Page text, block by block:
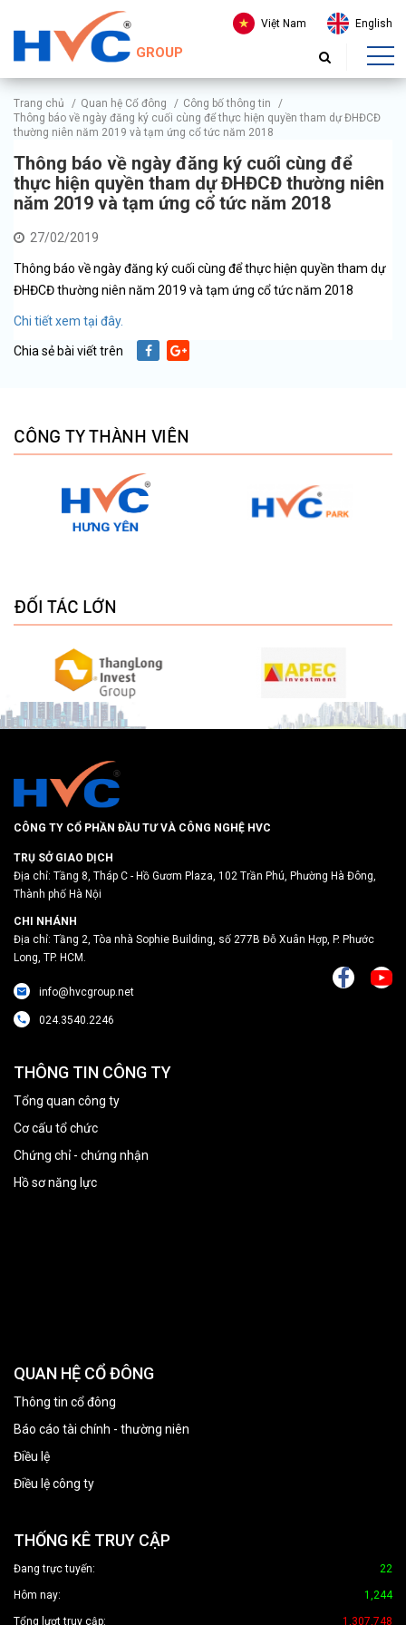
GROUP
Việt Nam English
Trang chủ / Quan hệ Cổ đông / Công bố thông tin
/
Thông báo về ngày đăng ký cuối cùng để thực hiện quyền tham dự ĐHĐCĐ
thường niên năm 2019 và tạm ứng cổ tức năm 2018
Thông báo về ngày đăng ký cuối cùng để
thực hiện quyền tham dự ĐHĐCĐ thường niên
năm 2019 và tạm ứng cổ tức năm 2018
27/02/2019
Thông báo về ngày đăng ký cuối cùng để thực hiện quyền tham dự
ĐHĐCĐ thường niên năm 2019 và tạm ứng cổ tức năm 2018
Chi tiết xem tại đây.
Chia sẻ bài viết trên
CÔNG TY THÀNH VIÊN
ĐỐI TÁC LỚN
CÔNG TY CỔ PHẦN ĐẦU TƯ VÀ CÔNG NGHỆ HVC
TRỤ SỞ GIAO DỊCH
Địa chỉ: Tầng 8, Tháp C - Hồ Gươm Plaza, 102 Trần Phú, Phường Hà Đông,
Thành phố Hà Nội
CHI NHÁNH
Địa chỉ: Tầng 2, Tòa nhà Sophie Building, số 277B Đỗ Xuân Hợp, P. Phước
Long, TP. HCM.
info@hvcgroup.net
024.3540.2246
THÔNG TIN CÔNG TY
Tổng quan công ty
Cơ cấu tổ chức
Chứng chỉ - chứng nhận
Hồ sơ năng lực
QUAN HỆ CỔ ĐÔNG
Thông tin cổ đông
Báo cáo tài chính - thường niên
Điều lệ
Điều lệ công ty
THỐNG KÊ TRUY CẬP
Đang trực tuyến: 22
Hôm nay: 1,244
Tổng lượt truy cập: 1,307,748